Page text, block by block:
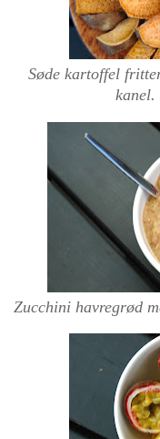
Søde kartoffel
kanel.
Zucchini havregrød